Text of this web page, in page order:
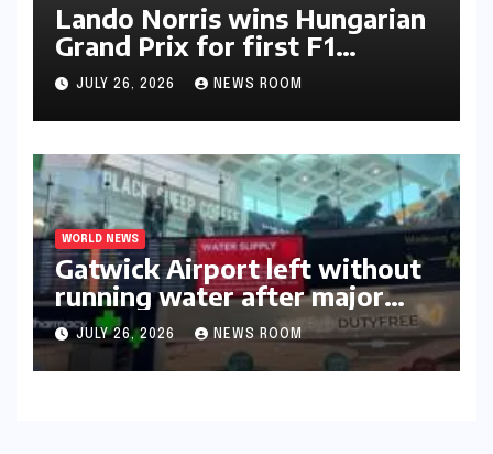
Lando Norris wins Hungarian
Grand Prix for first F1
triumph in 2026​​
JULY 26, 2026 NEWS ROOM
WORLD NEWS
Gatwick Airport left without
running water after major
outage​​
JULY 26, 2026 NEWS ROOM